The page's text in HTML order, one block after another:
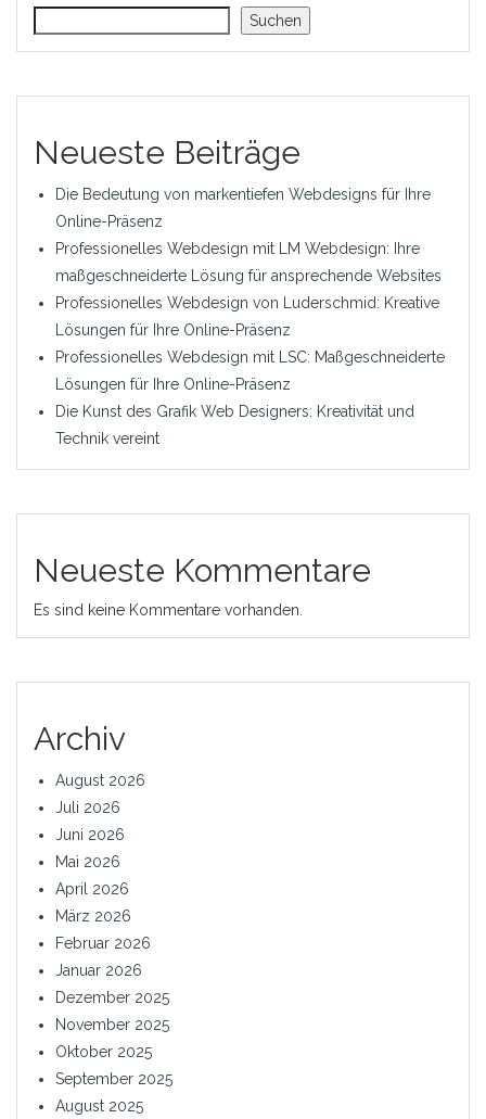
Suchen
Neueste Beiträge
Die Bedeutung von markentiefen Webdesigns für Ihre
Online-Präsenz
Professionelles Webdesign mit LM Webdesign: Ihre
maßgeschneiderte Lösung für ansprechende Websites
Professionelles Webdesign von Luderschmid: Kreative
Lösungen für Ihre Online-Präsenz
Professionelles Webdesign mit LSC: Maßgeschneiderte
Lösungen für Ihre Online-Präsenz
Die Kunst des Grafik Web Designers: Kreativität und
Technik vereint
Neueste Kommentare
Es sind keine Kommentare vorhanden.
Archiv
August 2026
Juli 2026
Juni 2026
Mai 2026
April 2026
März 2026
Februar 2026
Januar 2026
Dezember 2025
November 2025
Oktober 2025
September 2025
August 2025